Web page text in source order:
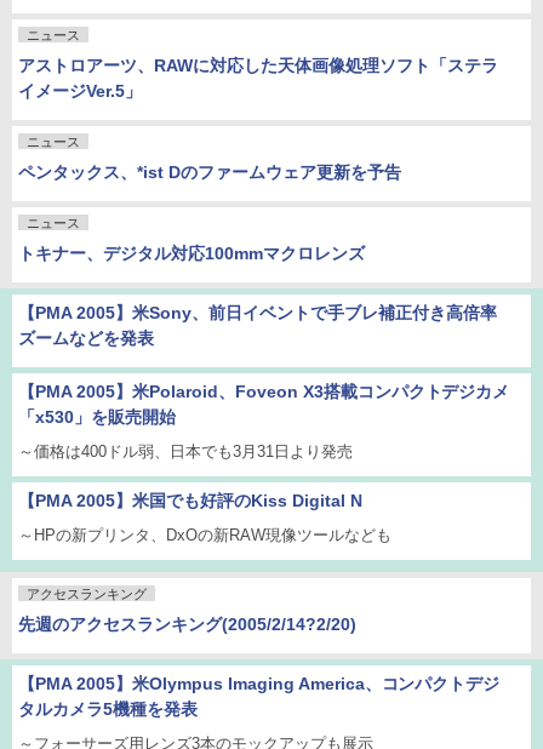
ニュース
アストロアーツ、RAWに対応した天体画像処理ソフト「ステラ
イメージVer.5」
ニュース
ペンタックス、*ist Dのファームウェア更新を予告
ニュース
トキナー、デジタル対応100mmマクロレンズ
【PMA 2005】米Sony、前日イベントで手ブレ補正付き高倍率
ズームなどを発表
【PMA 2005】米Polaroid、Foveon X3搭載コンパクトデジカメ
「x530」を販売開始
～価格は400ドル弱、日本でも3月31日より発売
【PMA 2005】米国でも好評のKiss Digital N
～HPの新プリンタ、DxOの新RAW現像ツールなども
アクセスランキング
先週のアクセスランキング(2005/2/14?2/20)
【PMA 2005】米Olympus Imaging America、コンパクトデジ
タルカメラ5機種を発表
～フォーサーズ用レンズ3本のモックアップも展示